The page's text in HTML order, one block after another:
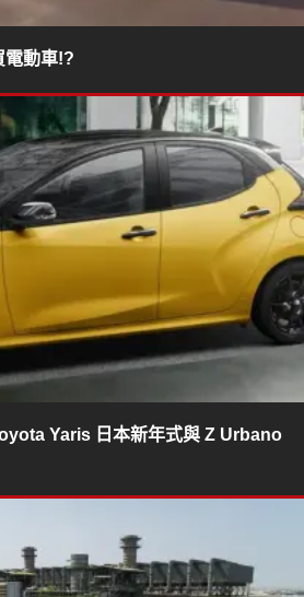
電動車!?
Yaris 日本新年式與 Z Urbano